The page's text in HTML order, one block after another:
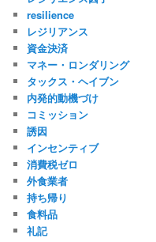
resilience
レジリアンス
資金決済
マネー・ロンダリング
タックス・ヘイブン
内発的動機づけ
コミッション
誘因
インセンティブ
消費税ゼロ
外食業者
持ち帰り
食料品
礼記